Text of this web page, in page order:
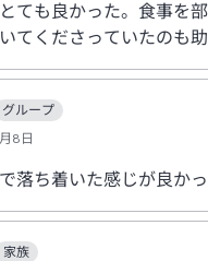
ても良かった。食事を
てくださっていたのも助
グループ
8日
落ち着いた感じが良か
家族